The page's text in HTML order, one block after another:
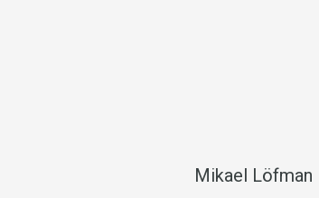
Mikael Löfman